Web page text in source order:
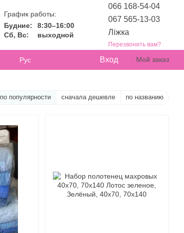
График работы:
Будние:
8:30–16:00
Сб, Вс:
выходной
066 168-54-04
067 565-13-03
Ліжка
Перезвонить вам?
Рус Вход Мой заказ
по популярности сначала дешевле по названию